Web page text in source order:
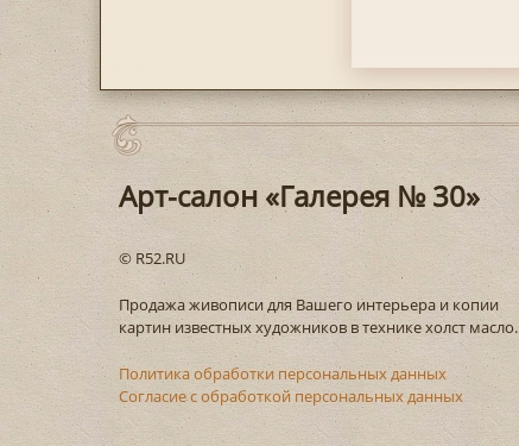
Арт-салон «Галерея № 30»
© R52.RU
Продажа живописи для Вашего интерьера и копии
картин известных художников в технике холст масло.
Политика обработки персональных данных
Согласие с обработкой персональных данных